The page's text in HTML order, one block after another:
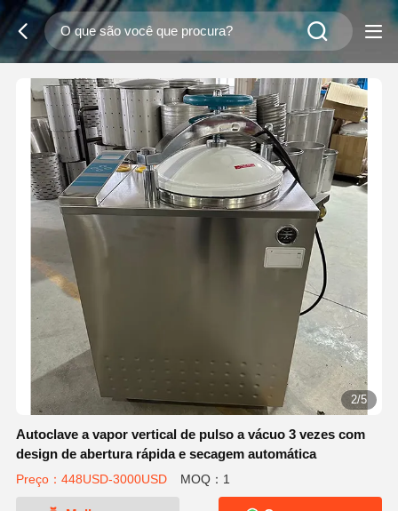
2/5
Autoclave a vapor vertical de pulso a vácuo 3 vezes com
design de abertura rápida e secagem automática
Preço：448USD-3000USD MOQ：1